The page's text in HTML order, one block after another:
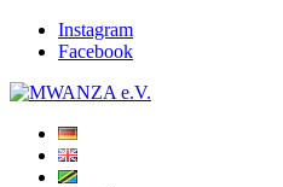
Instagram
Facebook